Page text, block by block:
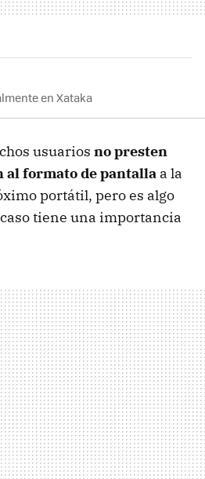
en Xataka
usuarios no presten
al formato de pantalla a la
portátil, pero es algo
tiene una importancia